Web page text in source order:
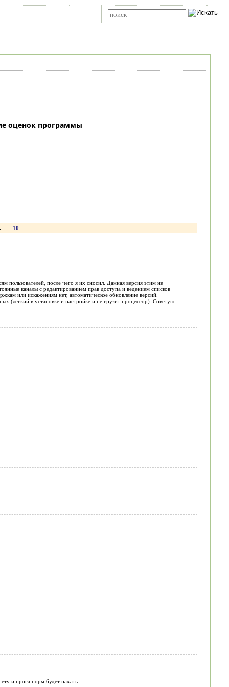
оценок программы
10
пользователей, после чего я их сносил. Данная версия этим не
каналы с редактированием прав доступа и ведением списков
или искажениям нет, автоматическое обновление версий.
(легкий в установке и настройке и не грузит процессор). Советую
и прога норм будет пахать